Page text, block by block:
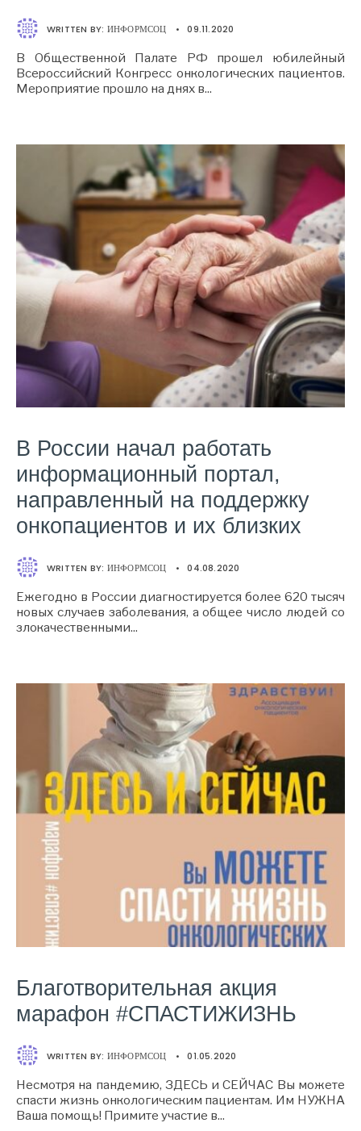
WRITTEN BY: ИНФОРМСОЦ • 09.11.2020
В Общественной Палате РФ прошел юбилейный
Всероссийский Конгресс онкологических пациентов.
Мероприятие прошло на днях в...
В России начал работать
информационный портал,
направленный на поддержку
онкопациентов и их близких
WRITTEN BY: ИНФОРМСОЦ • 04.08.2020
Ежегодно в России диагностируется более 620 тысяч
новых случаев заболевания, а общее число людей со
злокачественными...
Благотворительная акция
марафон #СПАСТИЖИЗНЬ
WRITTEN BY: ИНФОРМСОЦ • 01.05.2020
Несмотря на пандемию, ЗДЕСЬ и СЕЙЧАС Вы можете
спасти жизнь онкологическим пациентам. Им НУЖНА
Ваша помощь! Примите участие в...